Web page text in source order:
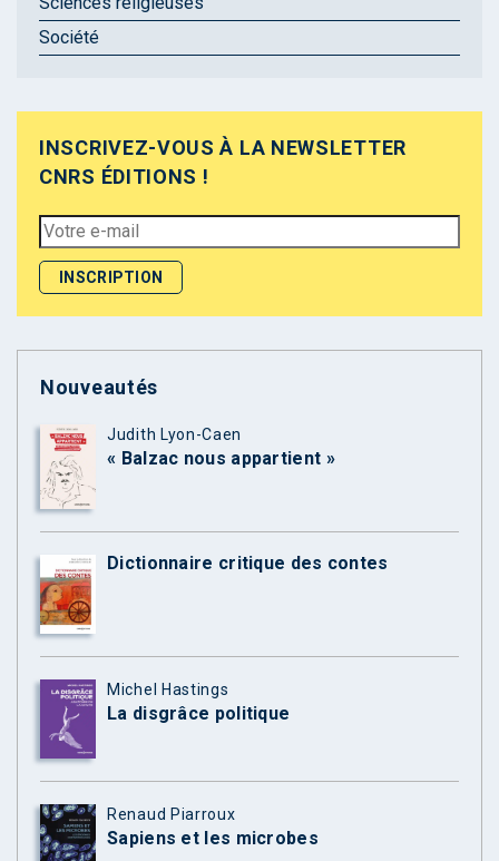
Société
INSCRIVEZ-VOUS À LA NEWSLETTER
CNRS ÉDITIONS !
Nouveautés
Judith Lyon-Caen
« Balzac nous appartient »
Dictionnaire critique des contes
Michel Hastings
La disgrâce politique
Renaud Piarroux
Sapiens et les microbes